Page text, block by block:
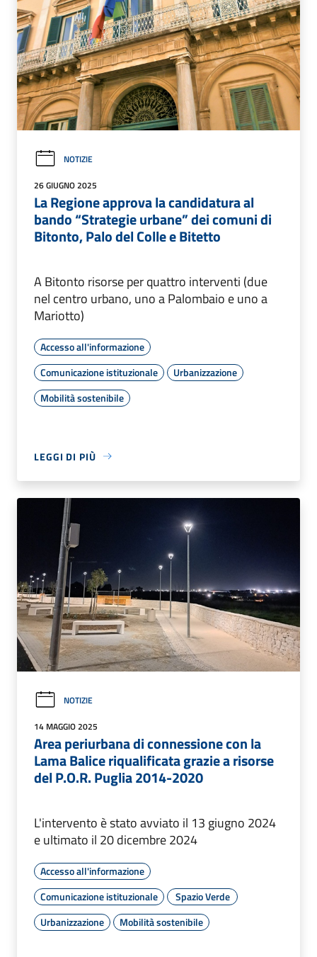
NOTIZIE
26 GIUGNO 2025
La Regione approva la candidatura al
bando “Strategie urbane” dei comuni di
Bitonto, Palo del Colle e Bitetto
A Bitonto risorse per quattro interventi (due
nel centro urbano, uno a Palombaio e uno a
Mariotto)
Accesso all'informazione
Comunicazione istituzionale
Urbanizzazione
Mobilità sostenibile
LEGGI DI PIÙ
NOTIZIE
14 MAGGIO 2025
Area periurbana di connessione con la
Lama Balice riqualificata grazie a risorse
del P.O.R. Puglia 2014-2020
L'intervento è stato avviato il 13 giugno 2024
e ultimato il 20 dicembre 2024
Accesso all'informazione
Comunicazione istituzionale
Spazio Verde
Urbanizzazione
Mobilità sostenibile